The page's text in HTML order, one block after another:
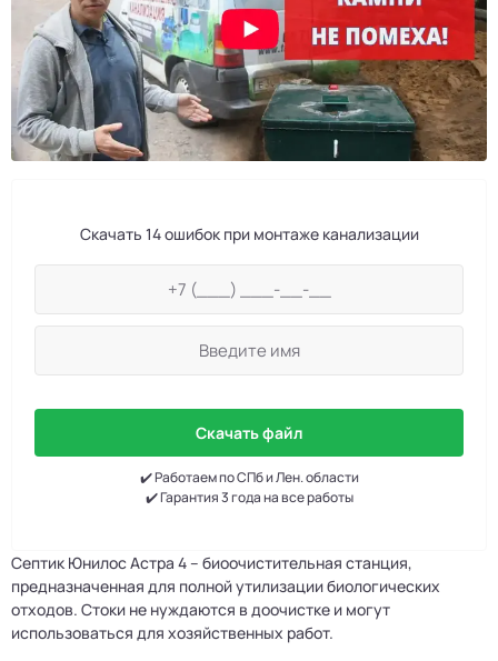
Скачать 14 ошибок при монтаже канализации
Скачать файл
✔️ Работаем по СПб и Лен. области
✔️ Гарантия 3 года на все работы
Септик Юнилос Астра 4 – биоочистительная станция,
предназначенная для полной утилизации биологических
отходов. Стоки не нуждаются в доочистке и могут
использоваться для хозяйственных работ.